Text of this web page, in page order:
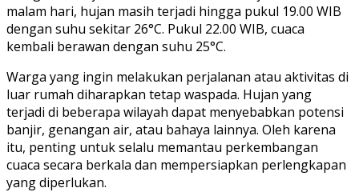
malam hari, hujan masih terjadi hingga pukul 19.00 WIB
dengan suhu sekitar 26°C. Pukul 22.00 WIB, cuaca
kembali berawan dengan suhu 25°C.
Warga yang ingin melakukan perjalanan atau aktivitas di
luar rumah diharapkan tetap waspada. Hujan yang
terjadi di beberapa wilayah dapat menyebabkan potensi
banjir, genangan air, atau bahaya lainnya. Oleh karena
itu, penting untuk selalu memantau perkembangan
cuaca secara berkala dan mempersiapkan perlengkapan
yang diperlukan.